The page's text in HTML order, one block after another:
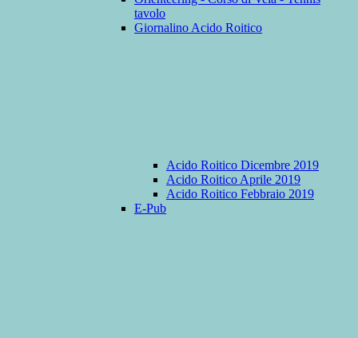
tavolo
Giornalino Acido Roitico
Acido Roitico Dicembre 2019
Acido Roitico Aprile 2019
Acido Roitico Febbraio 2019
E-Pub